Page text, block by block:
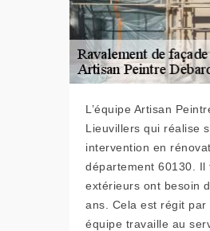
L’équipe Artisan
Lieuvillers qui réalise
intervention en
département 60130.
extérieurs ont besoin
ans. Cela est régit
équipe travaille au